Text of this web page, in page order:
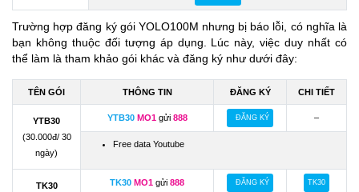
Trường hợp đăng ký gói YOLO100M nhưng bị báo lỗi, có nghĩa là
bạn không thuộc đối tượng áp dụng. Lúc này, việc duy nhất có
thể làm là tham khảo gói khác và đăng ký như dưới đây:
TÊN GÓI THÔNG TIN ĐĂNG KÝ CHI TIẾT
YTB30
(30.000đ/ 30
ngày)
YTB30 MO1 gửi 888 ĐĂNG KÝ –
Free data Youtube
TK30
TK30 MO1 gửi 888 ĐĂNG KÝ TK30